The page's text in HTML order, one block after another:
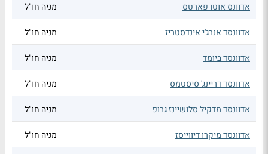
אדוונס אוטו פארטס מניה חו"ל
אדוונסד אנרג'י אינדסטריז מניה חו"ל
אדוונסד ביומד מניה חו"ל
אדוונסד דריינג' סיסטמס מניה חו"ל
אדוונסד מדקיל סלושיינז גרופ מניה חו"ל
אדוונסד מיקרו דיווייסז מניה חו"ל